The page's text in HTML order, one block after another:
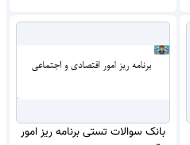
بانک سوالات تستی برنامه ریز امور